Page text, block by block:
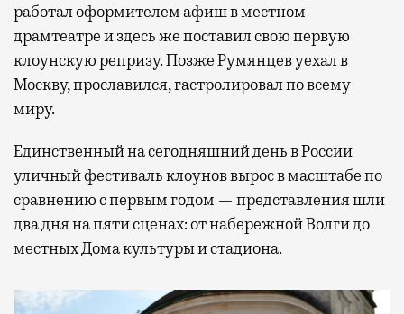
работал оформителем афиш в местном
драмтеатре и здесь же поставил свою первую
клоунскую репризу. Позже Румянцев уехал в
Москву, прославился, гастролировал по всему
миру.
Единственный на сегодняшний день в России
уличный фестиваль клоунов вырос в масштабе по
сравнению с первым годом — представления шли
два дня на пяти сценах: от набережной Волги до
местных Дома культуры и стадиона.